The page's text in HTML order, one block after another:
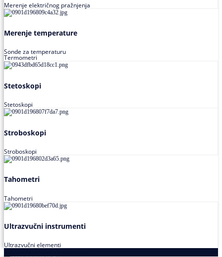
Merenje električnog pražnjenja
Merenje temperature
Sonde za temperaturu
Termometri
Stetoskopi
Stetoskopi
Stroboskopi
Stroboskopi
Tahometri
Tahometri
Ultrazvučni instrumenti
Ultrazvučni elementi